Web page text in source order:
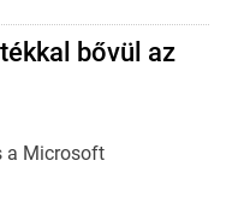
bővül az
a Microsoft